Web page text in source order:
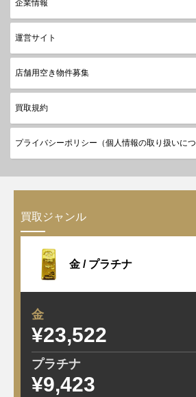
企業情報
運営サイト
店舗用空き物件募集
買取規約
プライバシーポリシー（個人情報の取り扱いにつ
買取ジャンル
金 / プラチナ
金
¥23,522
プラチナ
¥9,423